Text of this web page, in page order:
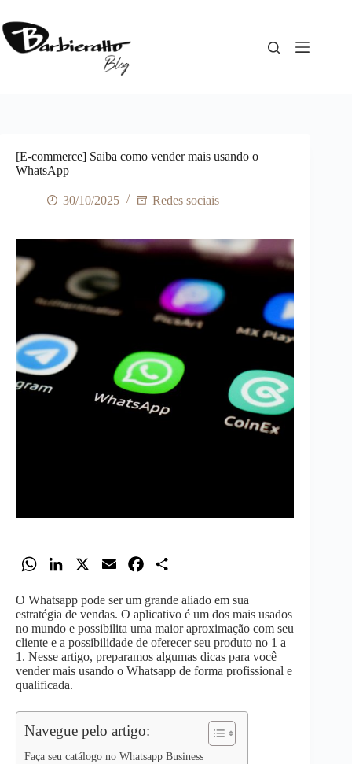
para
o
conteúdo
[E-commerce] Saiba como vender mais usando o
WhatsApp
30/10/2025 Redes sociais
W
a
t
s
A
p
n
k
e
d
I
a
i
l
c
e
b
o
a
r
e
O Whatsapp pode ser um grande aliado em sua
estratégia de vendas. O aplicativo é um dos mais usados
no mundo e possibilita uma maior aproximação com seu
cliente e a possibilidade de oferecer seu produto no 1 a
1. Nesse artigo, preparamos algumas dicas para você
vender mais usando o Whatsapp de forma profissional e
qualificada.
Navegue pelo artigo:
Faça seu catálogo no Whatsapp Business